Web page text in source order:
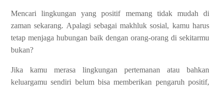
Mencari lingkungan yang positif memang tidak mudah di
zaman sekarang. Apalagi sebagai makhluk sosial, kamu harus
tetap menjaga hubungan baik dengan orang-orang di sekitarmu
bukan?
Jika kamu merasa lingkungan pertemanan atau bahkan
keluargamu sendiri belum bisa memberikan pengaruh positif,